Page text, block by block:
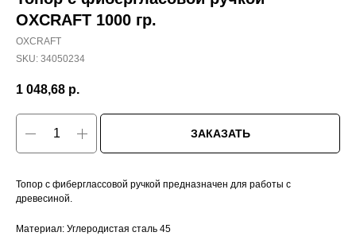
OXCRAFT 1000 гр.
OXCRAFT
SKU: 34050234
1 048,68 р.
ЗАКАЗАТЬ
Топор с фиберглассовой ручкой предназначен для работы с
древесиной.
Материал: Углеродистая сталь 45